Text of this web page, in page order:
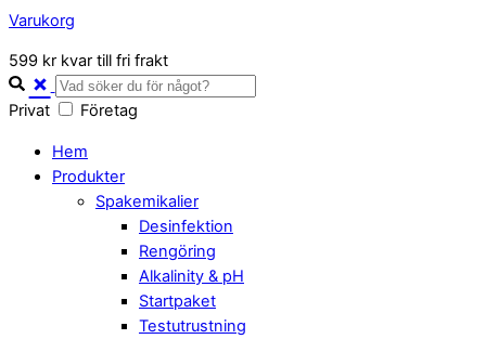
Varukorg
Close
Cart
599 kr kvar till fri frakt
Privat Företag
Hem
Produkter
Spakemikalier
Desinfektion
Rengöring
Alkalinity & pH
Startpaket
Testutrustning